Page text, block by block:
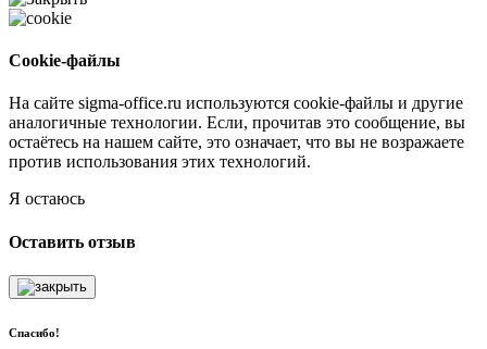
Cookie-файлы
На сайте sigma-office.ru используются cookie-файлы и другие
аналогичные технологии. Если, прочитав это сообщение, вы
остаётесь на нашем сайте, это означает, что вы не возражаете
против использования этих технологий.
Я остаюсь
Оставить отзыв
Спасибо!